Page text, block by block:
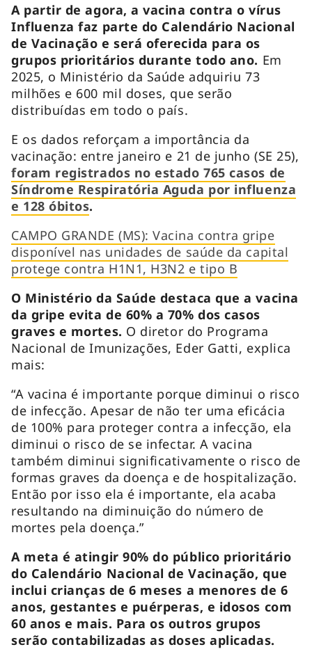
A partir de agora, a vacina contra o vírus
Influenza faz parte do Calendário Nacional
de Vacinação e será oferecida para os
grupos prioritários durante todo ano. Em
2025, o Ministério da Saúde adquiriu 73
milhões e 600 mil doses, que serão
distribuídas em todo o país.
E os dados reforçam a importância da
vacinação: entre janeiro e 21 de junho (SE 25),
foram registrados no estado 765 casos de
Síndrome Respiratória Aguda por influenza
e 128 óbitos.
CAMPO GRANDE (MS): Vacina contra gripe
disponível nas unidades de saúde da capital
protege contra H1N1, H3N2 e tipo B
O Ministério da Saúde destaca que a vacina
da gripe evita de 60% a 70% dos casos
graves e mortes. O diretor do Programa
Nacional de Imunizações, Eder Gatti, explica
mais:
“A vacina é importante porque diminui o risco
de infecção. Apesar de não ter uma eficácia
de 100% para proteger contra a infecção, ela
diminui o risco de se infectar. A vacina
também diminui significativamente o risco de
formas graves da doença e de hospitalização.
Então por isso ela é importante, ela acaba
resultando na diminuição do número de
mortes pela doença.”
A meta é atingir 90% do público prioritário
do Calendário Nacional de Vacinação, que
inclui crianças de 6 meses a menores de 6
anos, gestantes e puérperas, e idosos com
60 anos e mais. Para os outros grupos
serão contabilizadas as doses aplicadas.